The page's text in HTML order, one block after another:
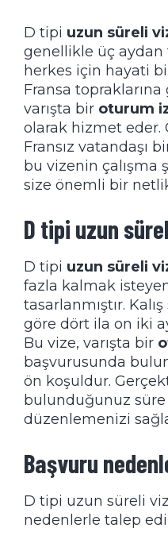
D tipi uzun süreli
genellikle üç
herkes için hayati
Fransa
varışta bir oturum
olarak hizmet eder.
Fransız vatandaşı
bu vizenin çalışma
size önemli bir
D tipi uzun
D tipi uzun süreli
fazla kalmak
tasarlanmıştır.
göre dört ila on iki
Bu vize, varışta bir
başvurusunda
ön koşuldur.
bulunduğunuz
düzenlemenizi
Başvuru
D tipi uzun süreli
nedenlerle talep